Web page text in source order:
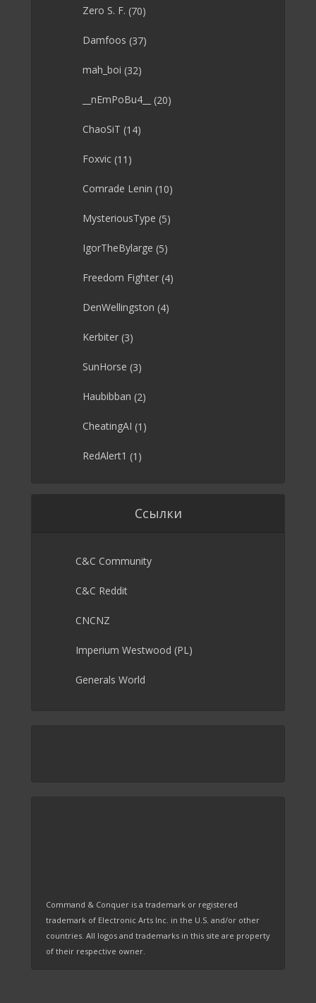
Zero S. F. (70)
Damfoos (37)
mah_boi (32)
__nEmPoBu4__ (20)
ChaoSiT (14)
Foxvic (11)
Comrade Lenin (10)
MysteriousType (5)
IgorTheBylarge (5)
Freedom Fighter (4)
DenWellingston (4)
Kerbiter (3)
SunHorse (3)
Haubibban (2)
CheatingAI (1)
RedAlert1 (1)
Ссылки
C&C Community
C&C Reddit
CNCNZ
Imperium Westwood (PL)
Generals World
Command & Conquer is a trademark or registered
trademark of Electronic Arts Inc. in the U.S. and/or other
countries. All logos and trademarks in this site are property
of their respective owner.